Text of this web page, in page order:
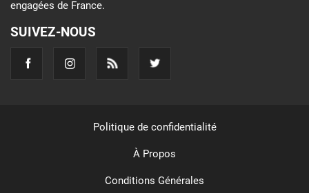
engagées de France.
SUIVEZ-NOUS
Politique de confidentialité
À Propos
Conditions Générales